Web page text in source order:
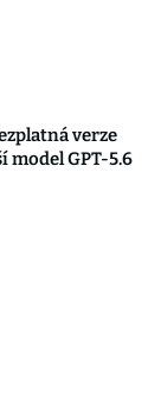
verze
model GPT-5.6